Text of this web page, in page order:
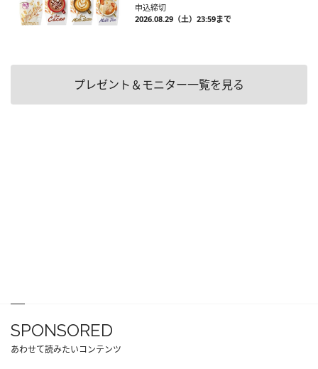
申込締切
2026.08.29（土）23:59まで
プレゼント＆モニター一覧を見る
SPONSORED
あわせて読みたいコンテンツ